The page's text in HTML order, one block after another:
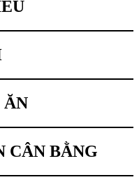
CÂN BẰNG